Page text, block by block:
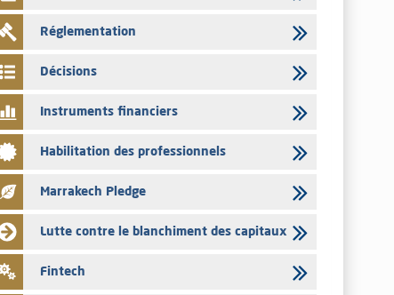
Saham Bank – Mise à jour annuelle du dossier d’information
relatif au programme d'émission de certificats de dépôt
L’AMMC met sur son site internet les publications réalisées
03/08/2026
Liste des agréments et visas d'OPCVM accordés par l'AMMC
pour le mois de juillet 2026
03/08/2026
L' AMMC publie les indicateurs mensuels du marché des
capitaux pour le mois de Juin 2026
31/07/2026
L’AMMC met sur son site internet les publications réalisées
Réglementation
Décisions
Instruments financiers
Habilitation des professionnels
Marrakech Pledge
Lutte contre le blanchiment des capitaux
Fintech